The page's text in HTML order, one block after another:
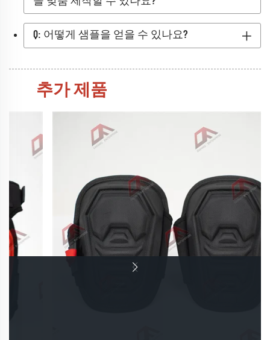
Q: 어떻게 샘플을 얻을 수 있나요?
추가 제품